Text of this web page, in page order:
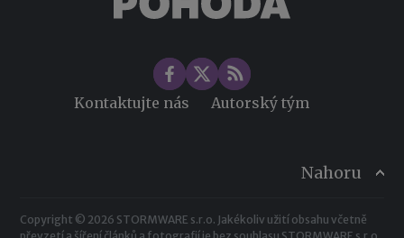
Kontaktujte nás Autorský tým
Nahoru
Copyright © 2026 STORMWARE s.r.o. Jakékoliv užití obsahu včetně